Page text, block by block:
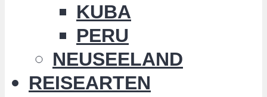
KUBA
PERU
NEUSEELAND
REISEARTEN